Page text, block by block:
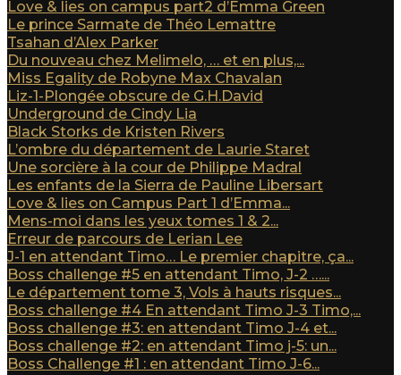
Love & lies on campus part2 d’Emma Green
Le prince Sarmate de Théo Lemattre
Tsahan d’Alex Parker
Du nouveau chez Melimelo, … et en plus,...
Miss Egality de Robyne Max Chavalan
Liz-1-Plongée obscure de G.H.David
Underground de Cindy Lia
Black Storks de Kristen Rivers
L’ombre du département de Laurie Staret
Une sorcière à la cour de Philippe Madral
Les enfants de la Sierra de Pauline Libersart
Love & lies on Campus Part 1 d’Emma...
Mens-moi dans les yeux tomes 1 & 2...
Erreur de parcours de Lerian Lee
J-1 en attendant Timo… Le premier chapitre, ça...
Boss challenge #5 en attendant Timo, J-2 …...
Le département tome 3, Vols à hauts risques...
Boss challenge #4 En attendant Timo J-3 Timo,...
Boss challenge #3: en attendant Timo J-4 et...
Boss challenge #2: en attendant Timo j-5: un...
Boss Challenge #1 : en attendant Timo J-6...